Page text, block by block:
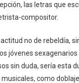
las letras que
compositor.
no de rebeldía,
jóvenes
sin duda, sería esta
como